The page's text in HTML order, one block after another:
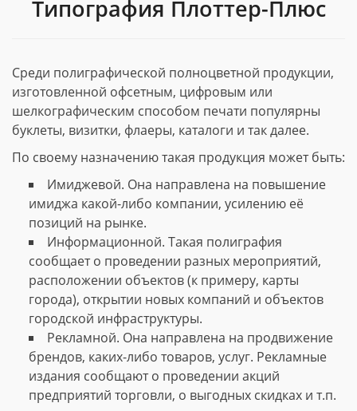
Типография Плоттер-Плюс
Среди полиграфической полноцветной продукции,
изготовленной офсетным, цифровым или
шелкографическим способом печати популярны
буклеты, визитки, флаеры, каталоги и так далее.
По своему назначению такая продукция может быть:
Имиджевой. Она направлена на повышение
имиджа какой-либо компании, усилению её
позиций на рынке.
Информационной. Такая полиграфия
сообщает о проведении разных мероприятий,
расположении объектов (к примеру, карты
города), открытии новых компаний и объектов
городской инфраструктуры.
Рекламной. Она направлена на продвижение
брендов, каких-либо товаров, услуг. Рекламные
издания сообщают о проведении акций
предприятий торговли, о выгодных скидках и т.п.